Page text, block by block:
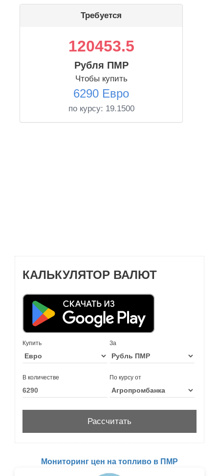
Требуется
120453.5
Рубля ПМР
Чтобы купить
6290 Евро
по курсу: 19.1500
КАЛЬКУЛЯТОР ВАЛЮТ
Купить За
В количестве По курсу от
Мониторинг цен на топливо в ПМР